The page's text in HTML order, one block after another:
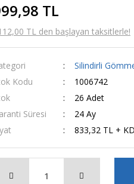
TL
TL den başlayan taksitlerle!
Silindirli
Kodu
1006742
26 Adet
Süresi
24 Ay
833,32 TL +